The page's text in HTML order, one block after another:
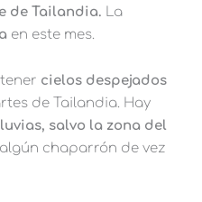
de Tailandia. La
en este mes.
cielos despejados
de Tailandia. Hay
salvo la zona del
chaparrón de vez